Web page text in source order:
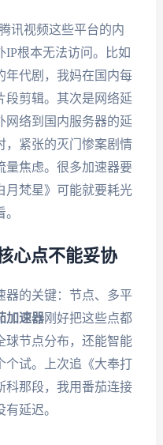
讯视频这些平台的内
IP根本无法访问。比如
年代剧，我妈在国内每
段剪辑。其次是网络延
网络到国内服务器的延
，紧张的灭门惨案剧情
量焦虑。很多加速器要
月梵星》可能就要耗光
心点不能妥协
器的关键：节点、多平
加速器刚好把这些点都
节点分布，还能智能
个试。上次追《大奉打
科那段，我用番茄连接
延迟。